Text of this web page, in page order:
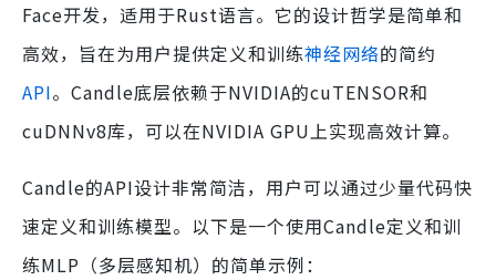
Face开发，适用于Rust语言。它的设计哲学是简单和
高效，旨在为用户提供定义和训练神经网络的简约
API。Candle底层依赖于NVIDIA的cuTENSOR和
cuDNNv8库，可以在NVIDIA GPU上实现高效计算。
Candle的API设计非常简洁，用户可以通过少量代码快
速定义和训练模型。以下是一个使用Candle定义和训
练MLP（多层感知机）的简单示例：